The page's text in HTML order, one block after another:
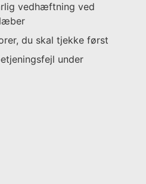
vedhæftning ved
du skal tjekke først
under